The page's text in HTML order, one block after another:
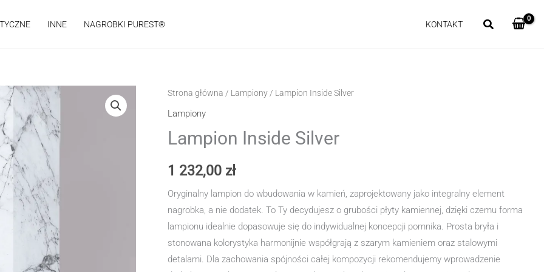
INNE NAGROBKI PUREST® KONTAKT
Strona główna / Lampiony / Lampion Inside Silver
Lampiony
Lampion Inside Silver
1 232,00 zł
Oryginalny lampion do wbudowania w kamień, zaprojektowany jako integralny element
nagrobka, a nie dodatek. To Ty decydujesz o grubości płyty kamiennej, dzięki czemu forma
lampionu idealnie dopasowuje się do indywidualnej koncepcji pomnika. Prosta bryła i
stonowana kolorystyka harmonijnie współgrają z szarym kamieniem oraz stalowymi
detalami. Dla zachowania spójności całej kompozycji rekomendujemy wprowadzenie